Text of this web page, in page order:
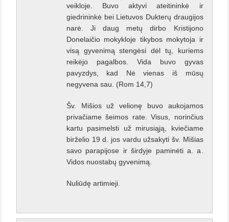
veikloje. Buvo aktyvi ateitininkė ir
giedrininkė bei Lietuvos Dukterų draugijos
narė. Ji daug metų dirbo Kristijono
Donelaičio mokykloje tikybos mokytoja ir
visą gyvenimą stengėsi dėl tų, kuriems
reikėjo pagalbos. Vida buvo gyvas
pavyzdys, kad Nė vienas iš mūsų
negyvena sau. (Rom 14,7)
Šv. Mišios už velionę buvo aukojamos
privačiame šeimos rate. Visus, norinčius
kartu pasimelsti už mirusiąją, kviečiame
birželio 19 d. jos vardu užsakyti šv. Mišias
savo parapijose ir širdyje paminėti a. a.
Vidos nuostabų gyvenimą.
Nuliūdę artimieji.